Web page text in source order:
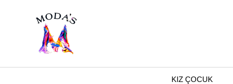
KIZ ÇOCUK